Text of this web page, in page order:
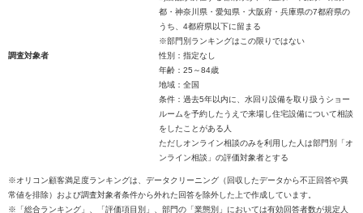
都・神奈川県・愛知県・大阪府・兵庫県の7都府県の
うち、4都府県以下に留まる
※部門別ランキングはこの限りではない
調査対象者
性別：指定なし
年齢：25～84歳
地域：全国
条件：過去5年以内に、水回り設備を取り扱うショー
ルームを予約したうえで来場し住宅設備について相談
をしたことがある人
ただしオンライン相談のみを利用した人は部門別「オ
ンライン相談」の評価対象者とする
※オリコン顧客満足度ランキングは、データクリーニング（回収したデータから不正回答や異
常値を排除）および調査対象者条件から外れた回答を除外した上で作成しています。
※「総合ランキング」、「評価項目別」、部門の「業態別」においては有効回答者数が規定人